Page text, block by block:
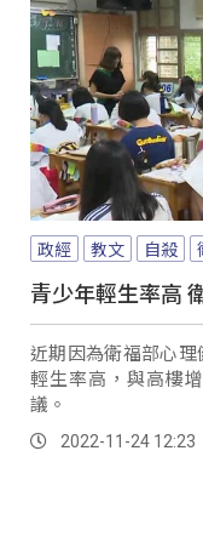
政經 教文 自殺
青少年輕生率高
近期因為衛福部心
輕生率高，與高樓
議。
2022-11-24 12:23